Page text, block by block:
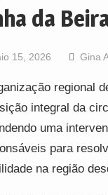
da
15, 2026 Gina
regional
integral da
uma
para
na região